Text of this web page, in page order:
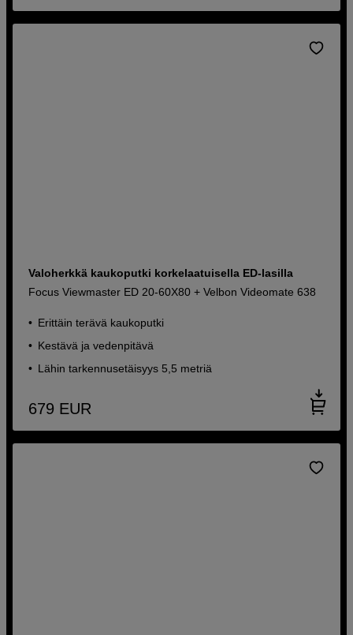
Valoherkkä kaukoputki korkelaatuisella ED-lasilla
Focus Viewmaster ED 20-60X80 + Velbon Videomate 638
Erittäin terävä kaukoputki
Kestävä ja vedenpitävä
Lähin tarkennusetäisyys 5,5 metriä
679 EUR